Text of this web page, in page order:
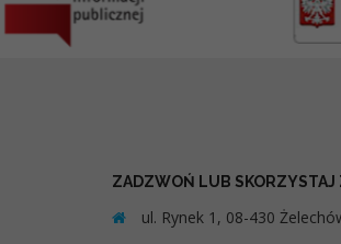
ZADZWOŃ LUB SKORZYSTAJ
ul. Rynek 1, 08-430